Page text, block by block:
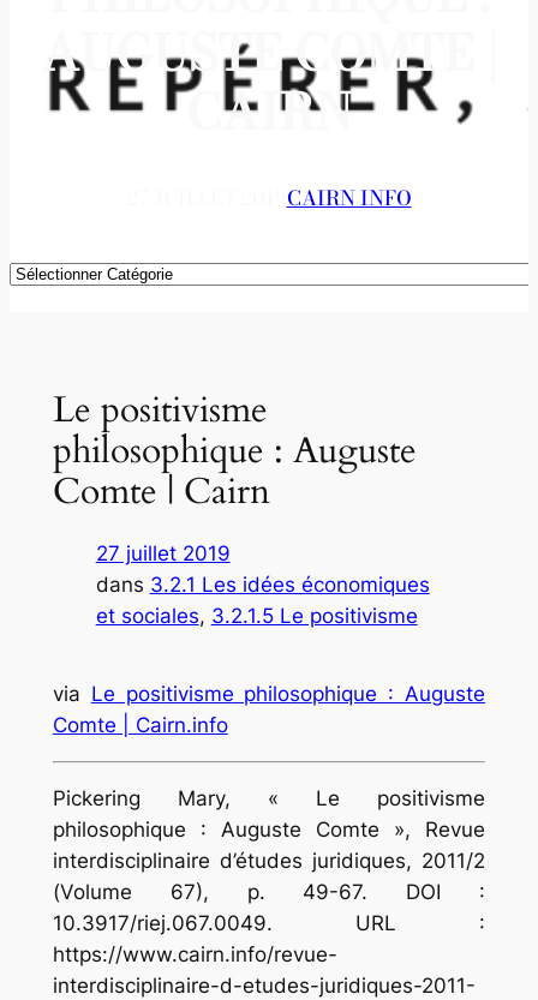
AUGUSTE COMTE |
CAIRN
CAIRN INFO
Catégories
Le positivisme
philosophique : Auguste
Comte | Cairn
27 juillet 2019
dans 3.2.1 Les idées économiques
et sociales, 3.2.1.5 Le positivisme
via Le positivisme philosophique : Auguste
Comte | Cairn.info
Pickering Mary, « Le positivisme
philosophique : Auguste Comte », Revue
interdisciplinaire d’études juridiques, 2011/2
(Volume 67), p. 49-67. DOI :
10.3917/riej.067.0049. URL :
https://www.cairn.info/revue-
interdisciplinaire-d-etudes-juridiques-2011-